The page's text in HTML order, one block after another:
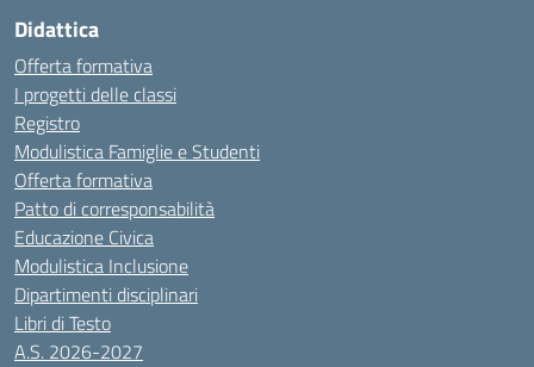
Didattica
Offerta formativa
I progetti delle classi
Registro
Modulistica Famiglie e Studenti
Offerta formativa
Patto di corresponsabilità
Educazione Civica
Modulistica Inclusione
Dipartimenti disciplinari
Libri di Testo
A.S. 2026-2027